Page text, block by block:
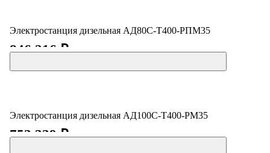
Электростанция дизельная АД80С-Т400-РПМ35
846 216 ₽
Электростанция дизельная АД100С-Т400-РМ35
753 339 ₽